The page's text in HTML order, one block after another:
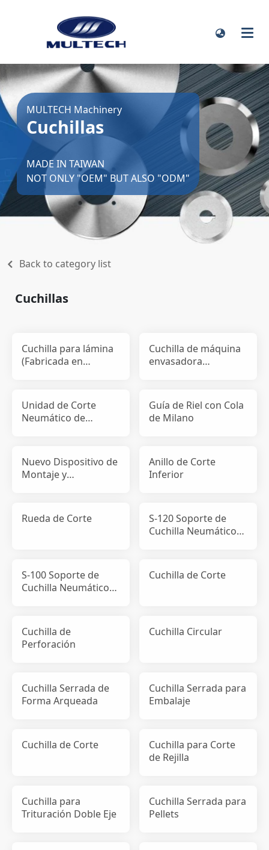
MULTECH Machinery
Cuchillas
MADE IN TAIWAN
NOT ONLY "OEM" BUT ALSO "ODM"
Back to category list
Cuchilla para lámina
(Fabricada en
Cuchilla de máquina
envasadora
Unidad de Corte
Neumático de
Guía de Riel con Cola
de Milano
Nuevo Dispositivo de
Montaje y
Anillo de Corte
Inferior
Rueda de Corte
S-120 Soporte de
Cuchilla Neumático
S-100 Soporte de
Cuchilla Neumático
Cuchilla de Corte
Cuchilla de
Perforación
Cuchilla Circular
Cuchilla Serrada de
Forma Arqueada
Cuchilla Serrada para
Embalaje
Cuchilla de Corte
Cuchilla para Corte
de Rejilla
Cuchilla para
Trituración Doble Eje
Cuchilla Serrada para
Pellets
Cuchillas